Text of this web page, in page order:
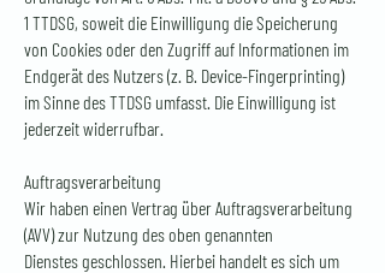
1 TTDSG, soweit die Einwilligung die Speicherung
von Cookies oder den Zugriff auf Informationen im
Endgerät des Nutzers (z. B. Device-Fingerprinting)
im Sinne des TTDSG umfasst. Die Einwilligung ist
jederzeit widerrufbar.
Auftragsverarbeitung
Wir haben einen Vertrag über Auftragsverarbeitung
(AVV) zur Nutzung des oben genannten
Dienstesgeschlossen. Hierbei handelt es sich um